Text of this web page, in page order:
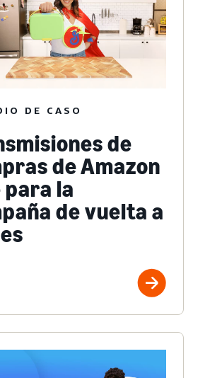
DE CASO
de
de Amazon
para la
de vuelta a